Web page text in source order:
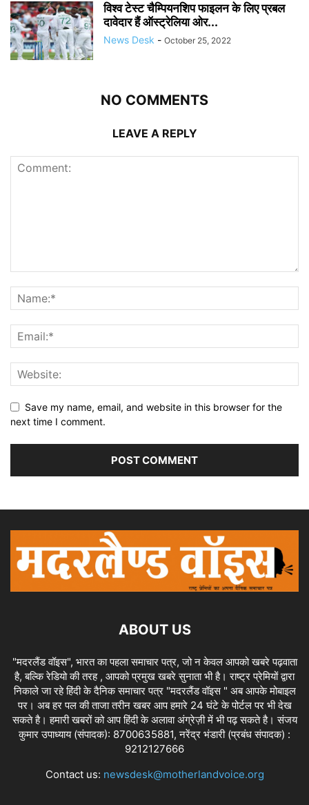
विश्व टेस्ट चैम्पियनशिप फाइलन के लिए प्रबल
दावेदार हैं ऑस्ट्रेलिया ओर...
News Desk - October 25, 2022
NO COMMENTS
LEAVE A REPLY
Save my name, email, and website in this browser for the
next time I comment.
ABOUT US
"मदरलैंड वॉइस", भारत का पहला समाचार पत्र, जो न केवल आपको खबरे पढ़वाता
है, बल्कि रेडियो की तरह , आपको प्रमुख खबरे सुनाता भी है। राष्ट्र प्रेमियों द्वारा
निकाले जा रहे हिंदी के दैनिक समाचार पत्र "मदरलैंड वॉइस " अब आपके मोबाइल
पर। अब हर पल की ताजा तरीन खबर आप हमारे 24 घंटे के पोर्टल पर भी देख
सकते है। हमारी खबरों को आप हिंदी के अलावा अंग्रेज़ी में भी पढ़ सकते है। संजय
कुमार उपाध्याय (संपादक): 8700635881, नरेंद्र भंडारी (प्रबंध संपादक) :
9212127666
Contact us: newsdesk@motherlandvoice.org